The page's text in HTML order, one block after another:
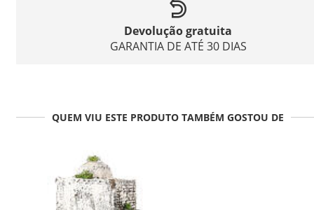
Devolução gratuita
GARANTIA DE ATÉ 30 DIAS
QUEM VIU ESTE PRODUTO TAMBÉM GOSTOU DE